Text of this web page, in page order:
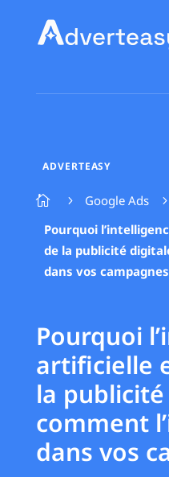
ADVERTEASY
 5 Google Ads 5
Pourquoi
de la publicité
dans vos campagnes
Pourquoi
artificielle
la
comment
dans vos